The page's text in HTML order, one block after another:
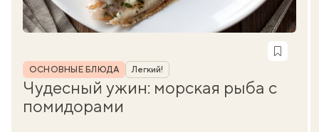
Рубрика
ОСНОВНЫЕ БЛЮДА Легкий!
Чудесный ужин: морская рыба с
помидорами